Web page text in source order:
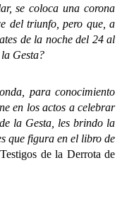
se coloca una corona
del triunfo, pero que, a
de la noche del 24 al
Gesta?
para conocimiento
en los actos a celebrar
la Gesta, les brindo la
que figura en el libro de
de la Derrota de